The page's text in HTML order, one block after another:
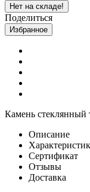
Нет на складе!
Поделиться
Избранное
Камень стеклянный
Описание
Сертификат
Отзывы
Доставка